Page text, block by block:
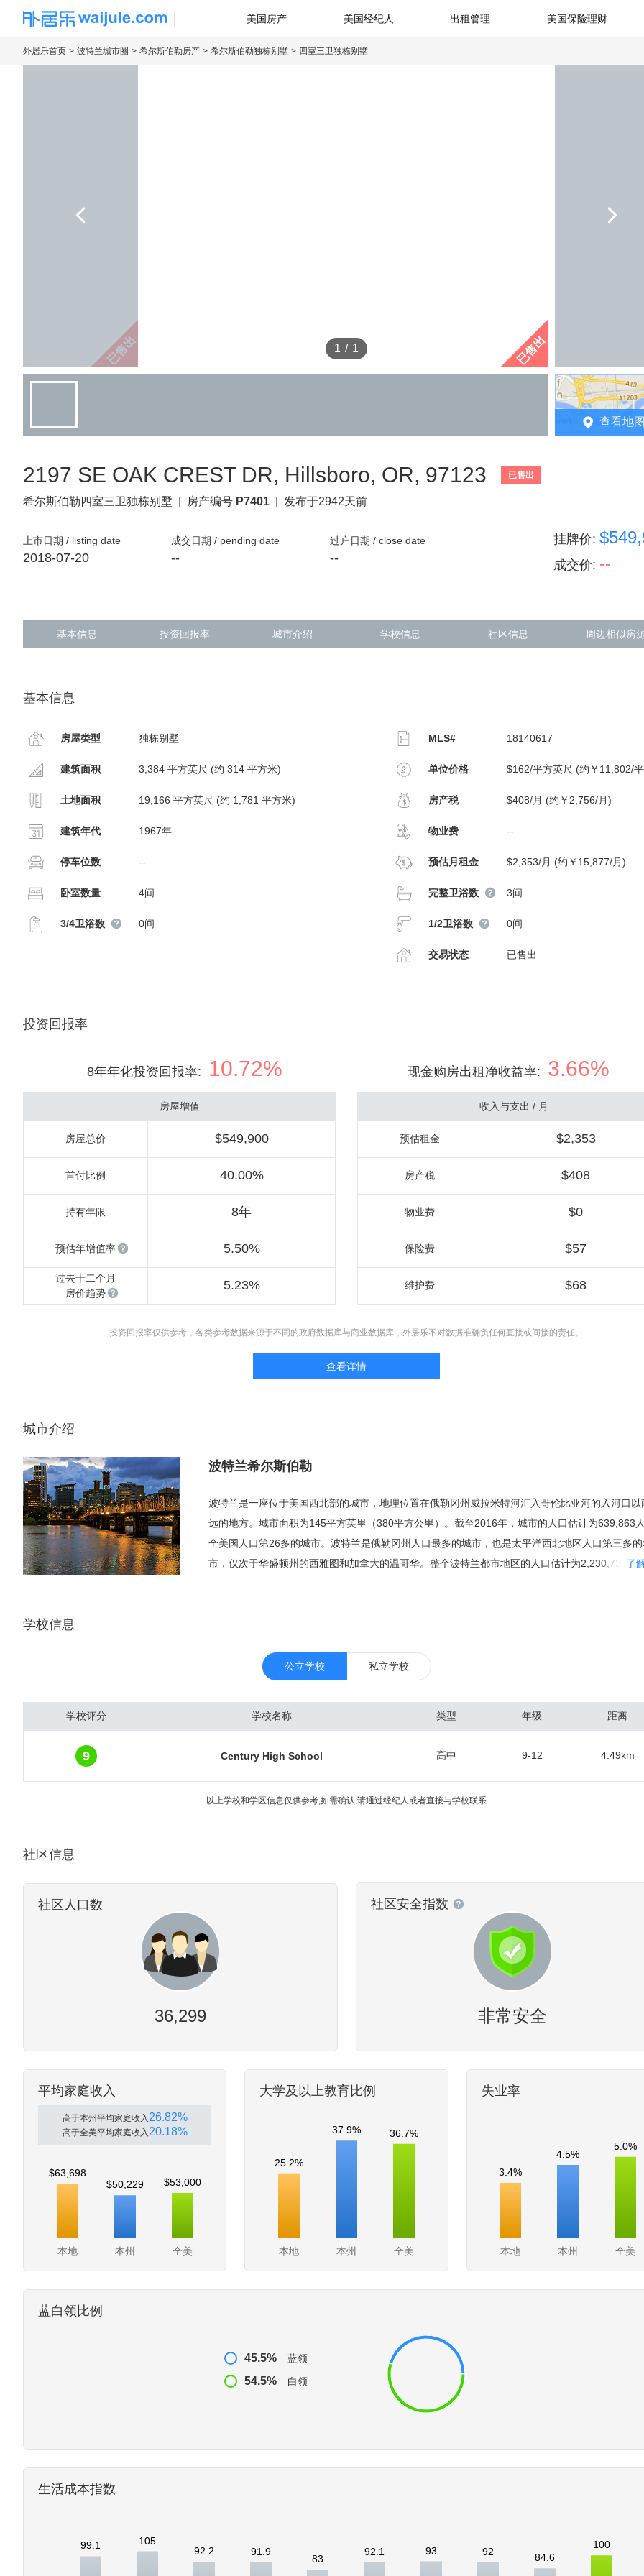
海外房产信息平台
美国房产 美国经纪人 出租管理 美国保险理财
外居乐首页 波特兰城市圈 希尔斯伯勒房产 希尔斯伯勒独栋别墅 四室三卫独栋别墅
1 / 1
已售出 已售出
查看地
2197 SE OAK CREST DR, Hillsboro, OR, 97123 已售出
希尔斯伯勒 四室三卫独栋别墅 房产编号 P7401 发布于2942天前
上市日期 / listing date
2018-07-20
成交日期 / pending date
--
过户日期 / close date
--
挂牌价:
成交价: --
基本信息 投资回报率 城市介绍 学校信息 社区信息 周边相似房
基本信息
房屋类型 独栋别墅
建筑面积 3,384 平方英尺 (约 314 平方米)
土地面积 19,166 平方英尺 (约 1,781 平方米)
建筑年代 1967年
停车位数 --
卧室数量 4间
3/4卫浴数 0间
MLS# 18140617
单位价格 $162/平方英尺 (约￥11,802/
房产税 $408/月 (约￥2,756/月)
物业费 --
预估月租金 $2,353/月 (约￥15,877/月)
完整卫浴数 3间
1/2卫浴数 0间
交易状态 已售出
投资回报率
8年年化投资回报率: 10.72% 现金购房出租净收益率: 3.66%
房屋增值
房屋总价 $549,900
首付比例 40.00%
持有年限 8年
预估年增值率 5.50%
过去十二个月
房价趋势
5.23%
收入与支出 / 月
预估租金 $2,353
房产税 $408
物业费 $0
保险费 $57
维护费 $68
投资回报率仅供参考，各类参考数据来源于不同的政府数据库与商业数据库，外居乐不对数据准确负任何直接或间接的责任。
查看详情
城市介绍
波特兰希尔斯伯勒
波特兰是一座位于美国西北部的城市，地理位置在俄勒冈州威拉米特河汇入哥伦比亚河的入河口以
远的地方。城市面积为145平方英里（380平方公里）。截至2016年，城市的人口估计为639,863
全美国人口第26多的城市。波特兰是俄勒冈州人口最多的城市，也是太平洋西北地区人口第三多
市，仅次于华盛顿州的西雅图和加拿大的温哥华。整个波特兰都市地区的人口估计为2,230,735人
流和桥梁较多而被称为“桥城”、“河城”等等，并获评选为全美最适合育婴的城市。
了
学校信息
公立学校 私立学校
学校评分 学校名称 类型 年级 距离
9 Century High School 高中 9-12 4.49km
以上学校和学区信息仅供参考,如需确认,请通过经纪人或者直接与学校联系
社区信息
社区人口数
36,299
社区安全指数
非常安全
平均家庭收入
高于本州平均家庭收入 26.82%
高于全美平均家庭收入 20.18%
本地 本州 全美
$63,698
$50,229
$53,000
大学及以上教育比例
本地 本州 全美
25.2%
37.9% 36.7%
失业率
本地 本州 全美
3.4%
4.5%
5.0%
蓝白领比例
45.5% 蓝领
54.5% 白领
生活成本指数
99.1 105
92.2 91.9
83
92.1 93 92
84.6
100